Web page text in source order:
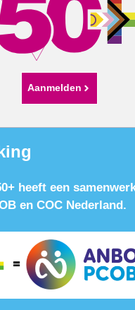
Aanmelden
heeft een
en COC Nederland.